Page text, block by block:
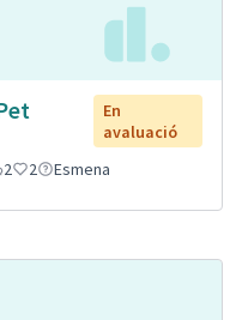
En
avaluació
2 2 Esmena